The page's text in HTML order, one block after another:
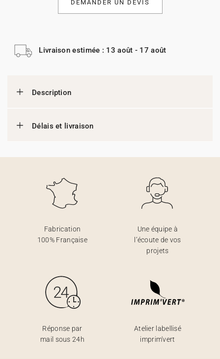
DEMANDER UN DEVIS
Livraison estimée : 13 août - 17 août
Description
Délais et livraison
Fabrication
100% Française
Une équipe à
l’écoute de vos
projets
Réponse par
mail sous 24h
Atelier labellisé
imprim'vert